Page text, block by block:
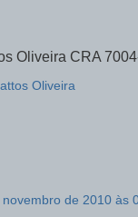
Oliveira CRA
Oliveira
de 2010 às